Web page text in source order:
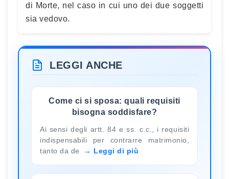
di Morte, nel caso in cui uno dei due soggetti
sia vedovo.
LEGGI ANCHE
Come ci si sposa: quali requisiti
bisogna soddisfare?
Ai sensi degli artt. 84 e ss. c.c., i requisiti
indispensabili per contrarre matrimonio,
tanto da de
Leggi di più